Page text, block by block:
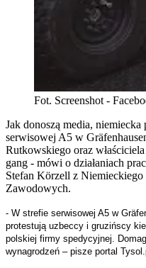
Fot. Screenshot -
Jak donoszą media,
serwisowej A5 w
Rutkowskiego oraz
gang - mówi o działaniach
Stefan Körzell z
Zawodowych.
- W strefie serwisowej A5 w
protestują uzbeccy i gruzińscy
polskiej firmy spedycyjnej.
wynagrodzeń – pisze portal